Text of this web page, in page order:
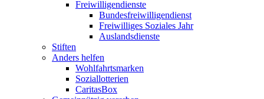
Freiwilligendienste
Bundesfreiwilligendienst
Freiwilliges Soziales Jahr
Auslandsdienste
Stiften
Anders helfen
Wohlfahrtsmarken
Soziallotterien
CaritasBox